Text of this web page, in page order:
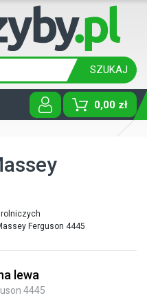
SZUKAJ
0,00 zł
Ferguson 4445
lewa
4445